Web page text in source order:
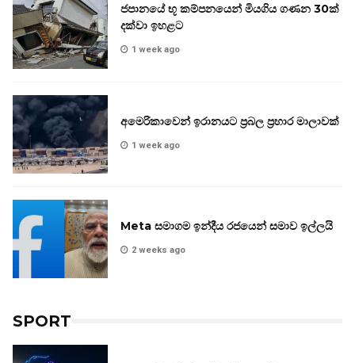
ජපානයේ භූ කම්පනයෙන් මියගිය ගණන 30ක්
දක්වා ඉහළට
1 week ago
අමෙරිකාවෙන් ඉරානයට ප්‍රබල ප්‍රහාර මාලාවක්
1 week ago
Meta සමාගම ඉන්දීය රජයෙන් සමාව ඉල්ලයි
2 weeks ago
SPORT